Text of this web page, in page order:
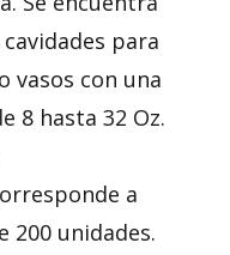
para
vasos con una
8 hasta 32 Oz.
a
200 unidades.